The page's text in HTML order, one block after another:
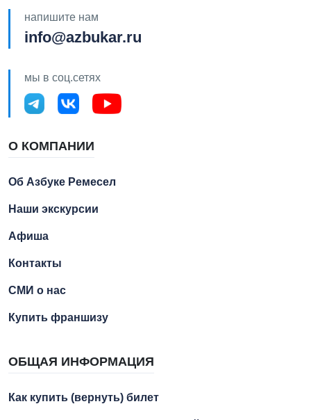
напишите нам
info@azbukar.ru
мы в соц.сетях
О КОМПАНИИ
Об Азбуке Ремесел
Наши экскурсии
Афиша
Контакты
СМИ о нас
Купить франшизу
ОБЩАЯ ИНФОРМАЦИЯ
Как купить (вернуть) билет